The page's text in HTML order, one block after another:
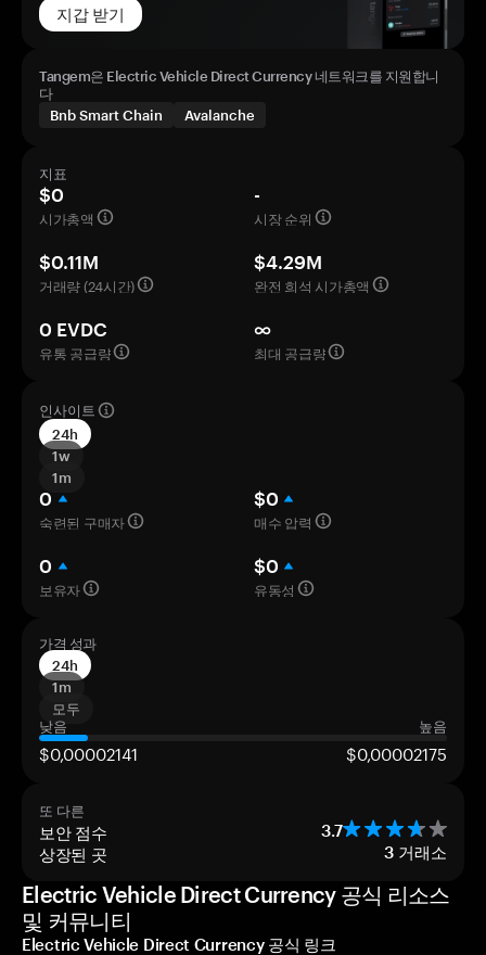
지갑 받기
Tangem은 Electric Vehicle Direct Currency 네트워크를 지원합니
다
Bnb Smart Chain
Avalanche
지표
$0
시가총액
-
시장 순위
$0.11M
거래량 (24시간)
$4.29M
완전 희석 시가총액
0 EVDC
유통 공급량
∞
최대 공급량
인사이트
24h
1w
1m
0
숙련된 구매자
$0
매수 압력
0
보유자
$0
유동성
가격 성과
24h
1m
모두
낮음
높음
$0,00002141 $0,00002175
또 다른
보안 점수 3.7
상장된 곳 3 거래소
Electric Vehicle Direct Currency 공식 리소스
및 커뮤니티
Electric Vehicle Direct Currency 공식 링크